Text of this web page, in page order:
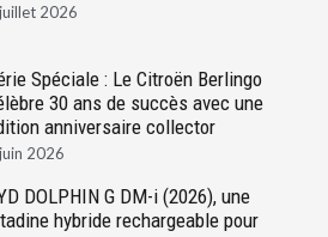
2026
Spéciale : Le Citroën Berlingo
30 ans de succès avec une
anniversaire collector
2026
DOLPHIN G DM-i (2026), une
hybride rechargeable pour